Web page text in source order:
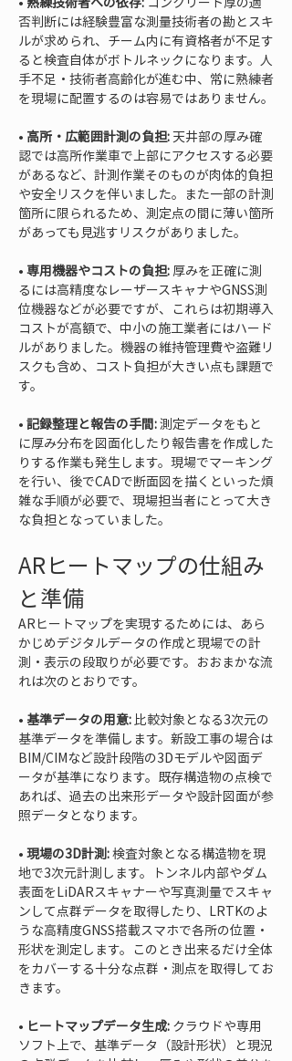
否判断には経験豊富な測量技術者の勘とスキ
ルが求められ、チーム内に有資格者が不足す
ると検査自体がボトルネックになります。人
手不足・技術者高齢化が進む中、常に熟練者
• 高所・広範囲計測の負担: 天井部の厚み確
認では高所作業車で上部にアクセスする必要
があるなど、計測作業そのものが肉体的負担
や安全リスクを伴いました。また一部の計測
箇所に限られるため、測定点の間に薄い箇所
• 専用機器やコストの負担: 厚みを正確に測
るには高精度なレーザースキャナやGNSS測
位機器などが必要ですが、これらは初期導入
コストが高額で、中小の施工業者にはハード
ルがありました。機器の維持管理費や盗難リ
スクも含め、コスト負担が大きい点も課題で
• 記録整理と報告の手間: 測定データをもと
に厚み分布を図面化したり報告書を作成した
りする作業も発生します。現場でマーキング
を行い、後でCADで断面図を描くといった煩
雑な手順が必要で、現場担当者にとって大き
な負担となっていました。
ARヒートマップの仕組み
と準備
ARヒートマップを実現するためには、あら
かじめデジタルデータの作成と現場での計
測・表示の段取りが必要です。おおまかな流
れは次のとおりです。
• 基準データの用意: 比較対象となる3次元の
基準データを準備します。新設工事の場合は
BIM/CIMなど設計段階の3Dモデルや図面デ
ータが基準になります。既存構造物の点検で
あれば、過去の出来形データや設計図面が参
• 現場の3D計測: 検査対象となる構造物を現
地で3次元計測します。トンネル内部やダム
表面をLiDARスキャナーや写真測量でスキャ
ンして点群データを取得したり、LRTKのよ
うな高精度GNSS搭載スマホで各所の位置・
形状を測定します。このとき出来るだけ全体
をカバーする十分な点群・測点を取得してお
• ヒートマップデータ生成: クラウドや専用
ソフト上で、基準データ（設計形状）と現況